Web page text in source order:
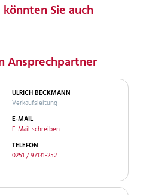
Sie auch
Ansprechpartner
ULRICH BECKMANN
Verkaufsleitung
E-MAIL
E-Mail schreiben
TELEFON
0251 / 97131-252